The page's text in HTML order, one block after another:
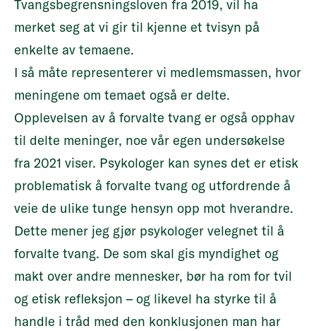
Tvangsbegrensningsloven fra 2019, vil ha
merket seg at vi gir til kjenne et tvisyn på
enkelte av temaene.
I så måte representerer vi medlemsmassen, hvor
meningene om temaet også er delte.
Opplevelsen av å forvalte tvang er også opphav
til delte meninger, noe vår egen undersøkelse
fra 2021 viser. Psykologer kan synes det er etisk
problematisk å forvalte tvang og utfordrende å
veie de ulike tunge hensyn opp mot hverandre.
Dette mener jeg gjør psykologer velegnet til å
forvalte tvang. De som skal gis myndighet og
makt over andre mennesker, bør ha rom for tvil
og etisk refleksjon – og likevel ha styrke til å
handle i tråd med den konklusjonen man har